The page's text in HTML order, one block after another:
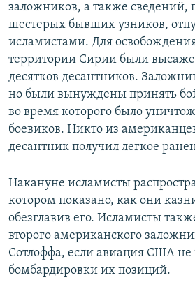
заложников, а также сведений,
шестерых бывших узников,
исламистами. Для
территории Сирии были
десятков десантников.
но были вынуждены принять
во время которого было
боевиков. Никто из
десантник получил легкое
Накануне исламисты
котором показано, как они
обезглавив его. Исламисты
второго американского
Сотлоффа, если авиация США не
бомбардировки их позиций.